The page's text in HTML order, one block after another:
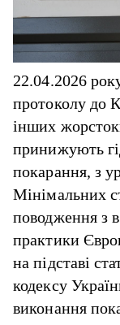
22.04.2026
протоколу до
інших
принижують
покарання, з
Мінімальних
поводження з
практики
на підставі
кодексу
виконання